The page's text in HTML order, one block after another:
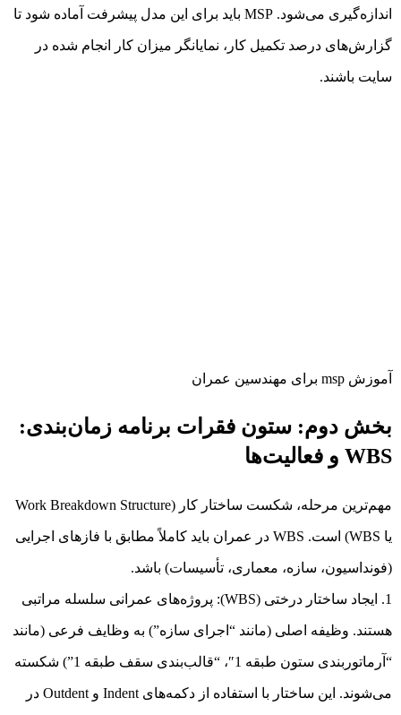
اندازه‌گیری می‌شود. MSP باید برای این مدل پیشرفت آماده شود تا
گزارش‌های درصد تکمیل کار، نمایانگر میزان کار انجام شده در
سایت باشند.
آموزش msp برای مهندسین عمران
بخش دوم: ستون فقرات برنامه زمان‌بندی:
WBS و فعالیت‌ها
مهم‌ترین مرحله، شکست ساختار کار (Work Breakdown Structure
یا WBS) است. WBS در عمران باید کاملاً مطابق با فازهای اجرایی
(فونداسیون، سازه، معماری، تأسیسات) باشد.
ایجاد ساختار درختی (WBS): پروژه‌های عمرانی سلسله مراتبی
هستند. وظیفه اصلی (مانند “اجرای سازه”) به وظایف فرعی (مانند
“آرماتوربندی ستون طبقه 1″، “قالب‌بندی سقف طبقه 1”) شکسته
می‌شوند. این ساختار با استفاده از دکمه‌های Indent و Outdent در